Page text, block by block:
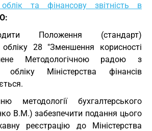
облік та фінансову звітність в
Положення (стандарт)
обліку 28 "Зменшення корисності
Методологічною радою з
обліку Міністерства фінансів
методології бухгалтерського
В.М.) забезпечити подання цього
реєстрацію до Міністерства